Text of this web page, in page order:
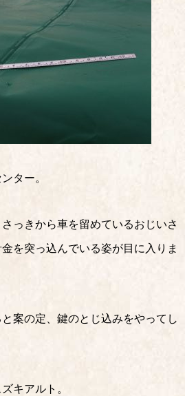
ター。
っきから車を留めているおじいさ
を突っ込んでいる姿が目に入りま
案の定、鍵のとじ込みをやってし
キアルト。